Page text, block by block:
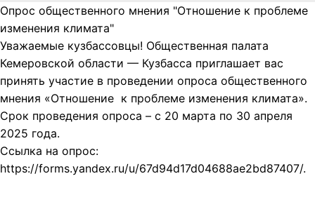
Опрос общественного мнения "Отношение к проблеме
изменения климата"
Уважаемые кузбассовцы! Общественная палата
Кемеровской области — Кузбасса приглашает вас
принять участие в проведении опроса общественного
мнения «Отношение к проблеме изменения климата».
Срок проведения опроса – с 20 марта по 30 апреля
2025 года.
Ссылка на опрос:
https://forms.yandex.ru/u/67d94d17d04688ae2bd87407/.